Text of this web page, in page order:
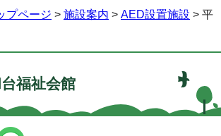
プページ > 施設案内 > AED設置施設 > 平
福祉会館